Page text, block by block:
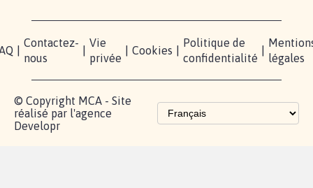
Contactez-
nous
Vie
privée
Cookies
Politique de
confidentialité
légales
© Copyright MCA - Site
réalisé par l'agence
Developr